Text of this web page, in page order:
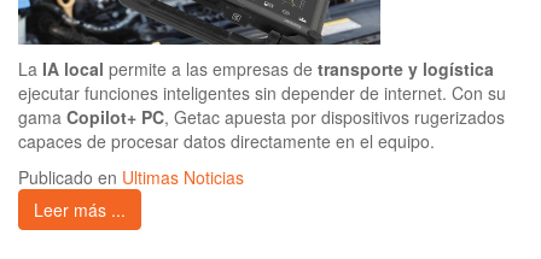
La IA local permite a las empresas de transporte y logística
ejecutar funciones inteligentes sin depender de internet. Con su
gama Copilot+ PC, Getac apuesta por dispositivos rugerizados
capaces de procesar datos directamente en el equipo.
Publicado en Ultimas Noticias
Leer más ...